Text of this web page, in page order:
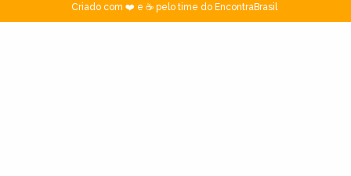
Criado com ❤️ e ☕ pelo time do EncontraBrasil